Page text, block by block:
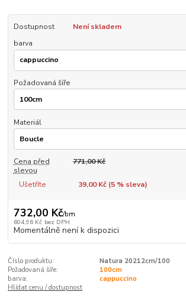
Dostupnost
Není skladem
barva
Požadovaná šíře
Materiál
Cena před
slevou
771,00 Kč
Ušetříte 39,00 Kč (5% sleva)
732,00 Kč/bm
604,96 Kč bez DPH
Momentálně není k dispozici
Číslo produktu:
Natura 20212cm/100
Požadovaná šíře:
100cm
barva:
cappuccino
Hlídat cenu / dostupnost